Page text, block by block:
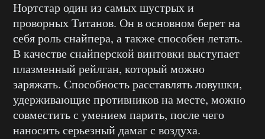
Нортстар один из самых шустрых и
проворных Титанов. Он в основном берет на
себя роль снайпера, а также способен летать.
В качестве снайперской винтовки выступает
плазменный рейлган, который можно
заряжать. Способность расставлять ловушки,
удерживающие противников на месте, можно
совместить с умением парить, после чего
наносить серьезный дамаг с воздуха.